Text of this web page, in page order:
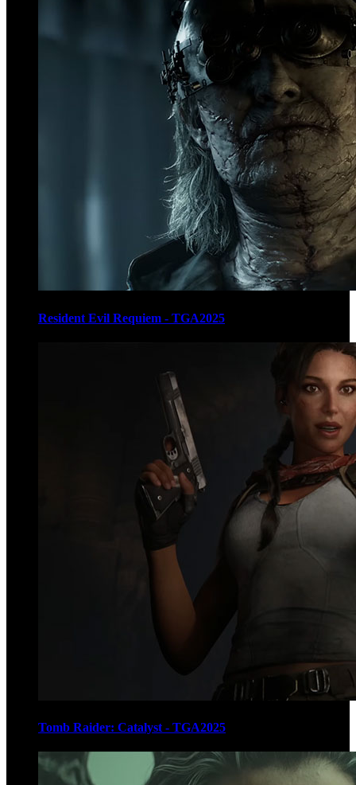
Resident Evil Requiem - TGA2025
Tomb Raider: Catalyst - TGA2025